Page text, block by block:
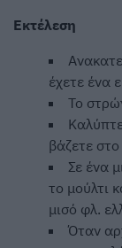
Εκτέλεση
έχετε ένα
Το
βάζετε
Σε ένα
το μούλτι
μισό φλ.
Όταν